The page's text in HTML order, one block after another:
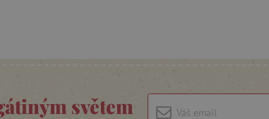
světem
www.agatinsvet.cz